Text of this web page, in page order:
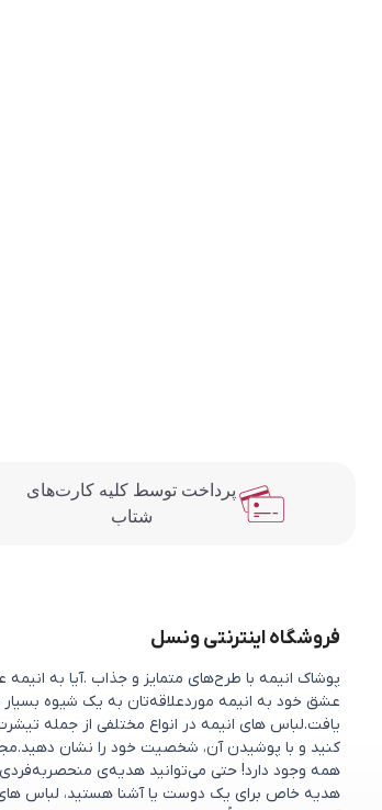
پرداخت توسط کلیه کارت‌های
شتاب
فروشگاه اینترنتی ونسل
پوشاک انیمه با طرح‌های متمایز و جذاب .آیا به
عشق خود به انیمه موردعلاقه‌تان به یک شیوه بسیار
یافت.لباس های انیمه در انواع مختلفی از جمله
کنید و با پوشیدن آن، شخصیت خود را نشان
همه وجود دارد! حتی می‌توانید هدیه‌ی
هدیه خاص برای یک دوست یا آشنا هستید، لباس